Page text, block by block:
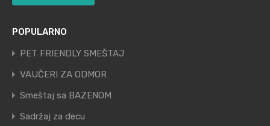
POPULARNO
PET FRIENDLY SMEŠTAJ
VAUČERI ZA ODMOR
Smeštaj sa BAZENOM
Sadržaj za decu